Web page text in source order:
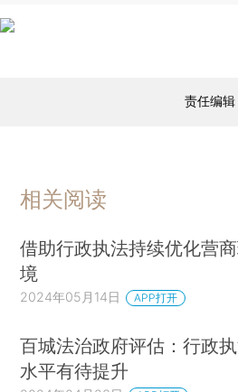
责任编
相关阅读
借助行政执法持续优化营
境
2024年05月14日 APP打开
百城法治政府评估：行政
水平有待提升